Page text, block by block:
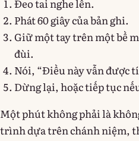
Đeo tai nghe lên.
Phát 60 giây của bản ghi.
Giữ một tay trên một bề
đùi.
Nói, “Điều này vẫn được
Dừng lại, hoặc tiếp tục
Một phút không phải là
trình dựa trên chánh niệm,